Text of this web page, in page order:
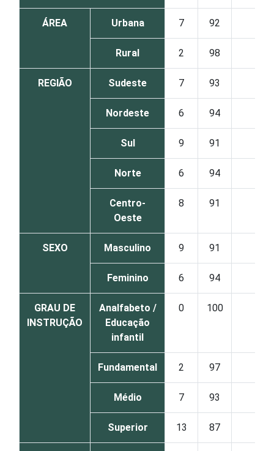
ÁREA Urbana 7 92
Rural 2 98
REGIÃO Sudeste 7 93
Nordeste 6 94
Sul 9 91
Norte 6 94
Centro-
Oeste
8 91
SEXO Masculino 9 91
Feminino 6 94
GRAU DE
INSTRUÇÃO
Analfabeto /
Educação
infantil
0 100
Fundamental 2 97
Médio 7 93
Superior 13 87